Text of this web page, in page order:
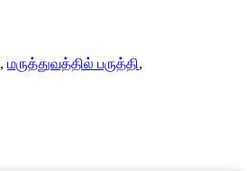
, மருத்துவத்தில் பருத்தி,